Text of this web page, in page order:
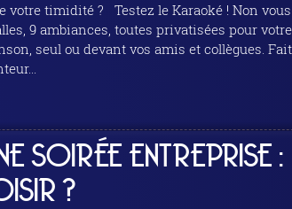
vous ne serez pas exposé
9 ambiances, toutes privatisées pour
seul ou devant vos amis et collègues.
SOIRÉE ENTREPRISE :
?